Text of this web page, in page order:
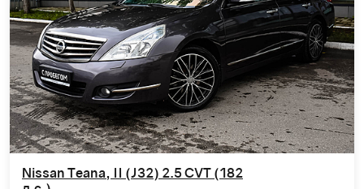
Nissan Teana, II (J32) 2.5 CVT (182